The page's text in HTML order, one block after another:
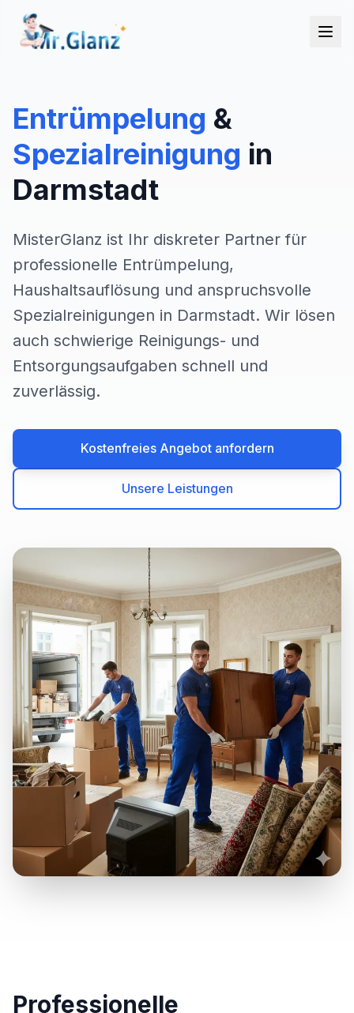
Entrümpelung &
Spezialreinigung in
Darmstadt
MisterGlanz ist Ihr diskreter Partner für
professionelle Entrümpelung,
Haushaltsauflösung und anspruchsvolle
Spezialreinigungen in Darmstadt. Wir lösen
auch schwierige Reinigungs- und
Entsorgungsaufgaben schnell und
zuverlässig.
Kostenfreies Angebot anfordern
Unsere Leistungen
Professionelle